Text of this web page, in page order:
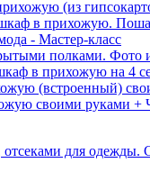
(из
в прихожую.
- Мастер-класс
полками. Фото
в прихожую на 4
(встроенный)
своими руками +